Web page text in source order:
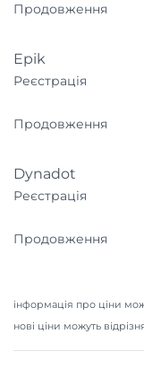
Продовження
Epik
Реєстрація
Продовження
Dynadot
Реєстрація
Продовження
інформація про ціни
нові ціни можуть